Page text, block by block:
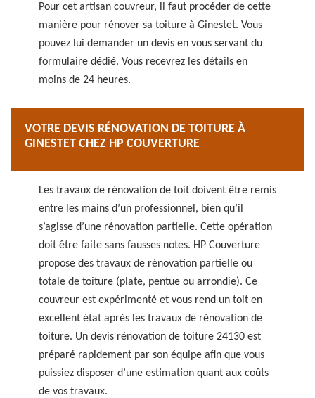
Pour cet artisan couvreur, il faut procéder de cette
manière pour rénover sa toiture à Ginestet. Vous
pouvez lui demander un devis en vous servant du
formulaire dédié. Vous recevrez les détails en
moins de 24 heures.
VOTRE DEVIS RÉNOVATION DE TOITURE À
GINESTET CHEZ HP COUVERTURE
Les travaux de rénovation de toit doivent être remis
entre les mains d’un professionnel, bien qu’il
s’agisse d’une rénovation partielle. Cette opération
doit être faite sans fausses notes. HP Couverture
propose des travaux de rénovation partielle ou
totale de toiture (plate, pentue ou arrondie). Ce
couvreur est expérimenté et vous rend un toit en
excellent état après les travaux de rénovation de
toiture. Un devis rénovation de toiture 24130 est
préparé rapidement par son équipe afin que vous
puissiez disposer d’une estimation quant aux coûts
de vos travaux.